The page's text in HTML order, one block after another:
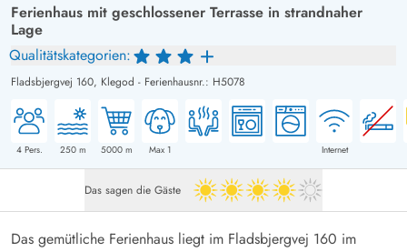
Ferienhaus mit geschlossener Terrasse in strandnaher
Lage
Qualitätskategorien:
Fladsbjergvej 160, Klegod - Ferienhausnr.: H5078
4Pers. 250m 5000m Max 1 Internet
Das sagen die Gäste 4 von 5
Das gemütliche Ferienhaus liegt im Fladsbjergvej 160 im